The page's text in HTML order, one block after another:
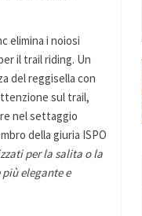
elimina i noiosi
il trail riding. Un
del reggisella con
sul trail,
nel settaggio
della giuria ISPO
per la salita o la
elegante e